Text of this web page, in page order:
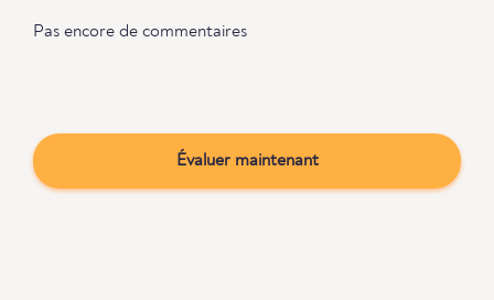
Pas encore de commentaires
Évaluer maintenant